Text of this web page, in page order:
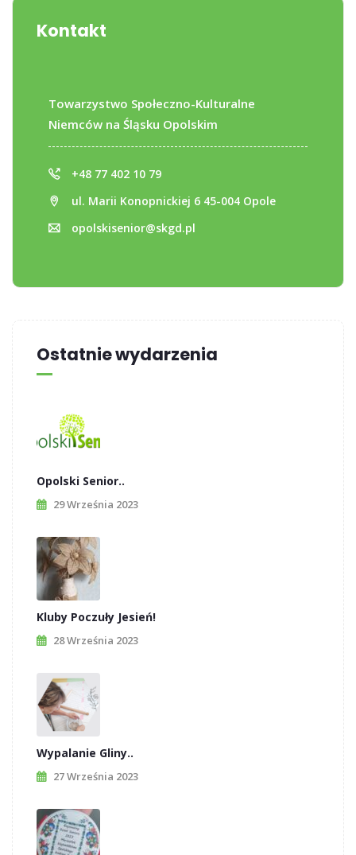
Kontakt
Towarzystwo Społeczno-Kulturalne
Niemców na Śląsku Opolskim
+48 77 402 10 79
ul. Marii Konopnickiej 6 45-004 Opole
opolskisenior@skgd.pl
Ostatnie wydarzenia
Opolski Senior..
29 Września 2023
Kluby Poczuły Jesień!
28 Września 2023
Wypalanie Gliny..
27 Września 2023